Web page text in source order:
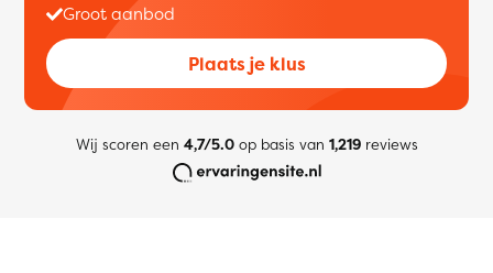
Groot aanbod
Plaats je klus
Wij scoren een 4,7/5.0op basis van 1,219reviews